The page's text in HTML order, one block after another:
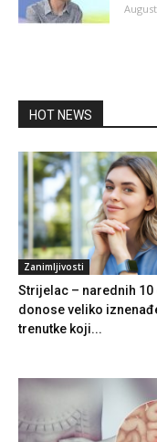
HOT NEWS
Zanimljivosti
Strijelac – narednih 10
donose veliko
trenutke koji...